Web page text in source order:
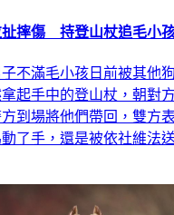
摔傷 持登山杖追毛小
不滿毛小孩日前被其他
起手中的登山杖，朝對
到場將他們帶回，雙方
了手，還是被依社維法